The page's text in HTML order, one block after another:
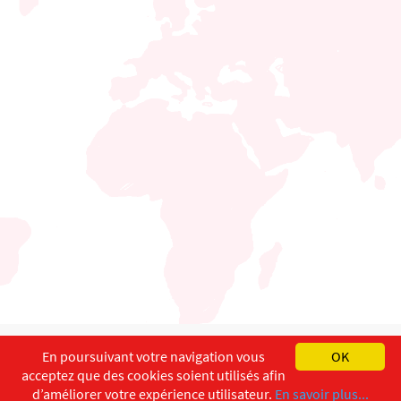
English Français
Copyright ©ISEC-AdW Aspects légaux
OK
En poursuivant votre navigation vous
acceptez que des cookies soient utilisés afin
d’améliorer votre expérience utilisateur. En savoir plus...